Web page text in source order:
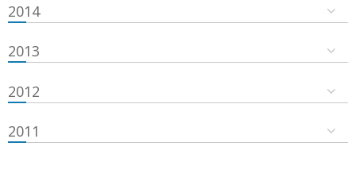
2014
2013
2012
2011